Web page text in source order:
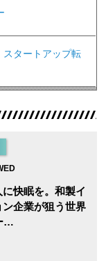
タートアップ転
快眠を。和製イ
ン企業が狙う世界
…